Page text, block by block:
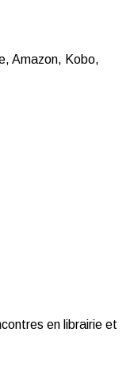
Amazon, Kobo,
en librairie et